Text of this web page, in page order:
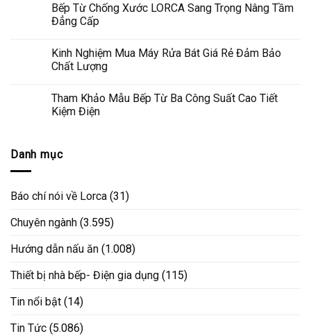
Bếp Từ Chống Xước LORCA Sang Trọng Nâng Tầm
Đẳng Cấp
Kinh Nghiệm Mua Máy Rửa Bát Giá Rẻ Đảm Bảo
Chất Lượng
Tham Khảo Mẫu Bếp Từ Ba Công Suất Cao Tiết
Kiệm Điện
Danh mục
Báo chí nói về Lorca (31)
Chuyên ngành (3.595)
Hướng dẫn nấu ăn (1.008)
Thiết bị nhà bếp- Điện gia dụng (115)
Tin nổi bật (14)
Tin Tức (5.086)